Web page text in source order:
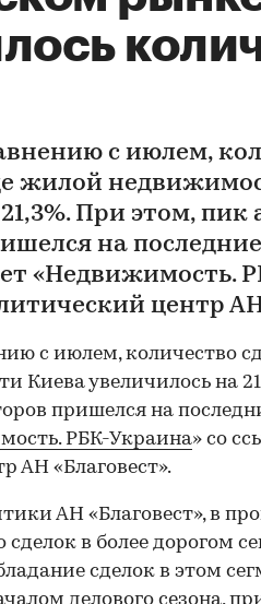
с июлем,
жилой
При этом, пик
на
«Недвижимость.
центр АН
с июлем, количество
Киева увеличилось на
пришелся на
РБК-Украина» со
АН «Благовест».
АН «Благовест», в
в более дорогом
сделок в этом